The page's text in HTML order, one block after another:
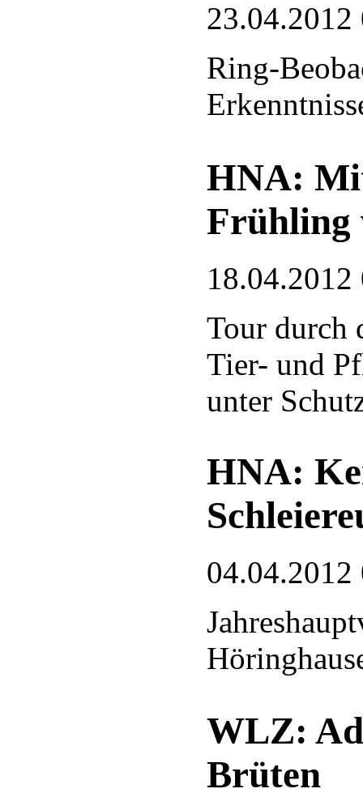
23.04.2012
Ring-
HNA:
Frühling
18.04.2012
Tour durch
Tier- und
unter
HNA:
04.04.2012
WLZ:
Brüten